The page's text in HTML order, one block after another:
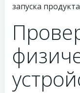
запуска